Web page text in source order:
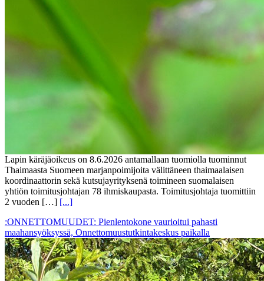
Lapin käräjäoikeus on 8.6.2026 antamallaan tuomiolla tuominnut
Thaimaasta Suomeen marjanpoimijoita välittäneen thaimaalaisen
koordinaattorin sekä kutsujayrityksenä toimineen suomalaisen
yhtiön toimitusjohtajan 78 ihmiskaupasta. Toimitusjohtaja tuomittiin
2 vuoden […] [...]
:ONNETTOMUUDET: Pienlentokone vaurioitui pahasti
maahansyöksyssä, Onnettomuustutkintakeskus paikalla